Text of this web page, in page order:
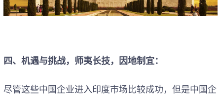
四、机遇与挑战，师夷长技，因地制宜：
尽管这些中国企业进入印度市场比较成功，但是中国企